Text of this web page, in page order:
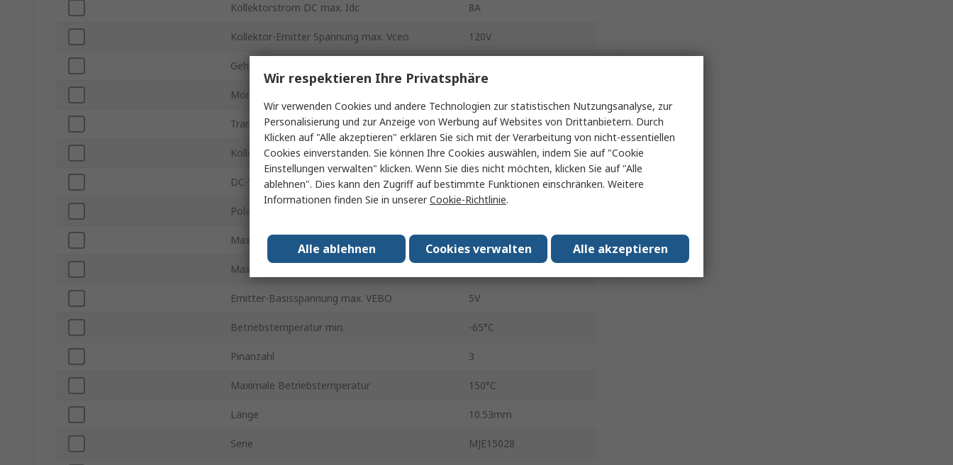
Kollektorstrom DC max. Idc 8A
Kollektor-Emitter Spannung max. Vceo 120V
Gehäusegröße
Montageart
Transistor-Konfiguration Einfach
Kollektor-Basis Spannung max. VCBO 120V
DC-Stromverstärkung min. hFE 20
Polarität des Transistors
Maximale Verlustleistung Pd
Maximale Übergangsfrequenz Ft
Emitter-Basisspannung max. VEBO 5V
Betriebstemperatur min. -65°C
Pinanzahl 3
Maximale Betriebstemperatur 150°C
Länge 10.53mm
Serie MJE15028
Wir respektieren Ihre Privatsphäre
Wir verwenden Cookies und andere Technologien zur statistischen Nutzungsanalyse, zur
Personalisierung und zur Anzeige von Werbung auf Websites von Drittanbietern. Durch
Klicken auf "Alle akzeptieren" erklären Sie sich mit der Verarbeitung von nicht-essentiellen
Cookies einverstanden. Sie können Ihre Cookies auswählen, indem Sie auf "Cookie
Einstellungen verwalten" klicken. Wenn Sie dies nicht möchten, klicken Sie auf "Alle
ablehnen". Dies kann den Zugriff auf bestimmte Funktionen einschränken. Weitere
Informationen finden Sie in unsererCookie-Richtlinie.
Alle akzeptieren
Cookies verwalten
Alle ablehnen